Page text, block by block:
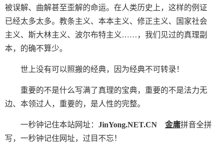
被误解、曲解甚至歪解的命运。在人类历史上，这样的例证
已经太多太多。教条主义、本本主义、修正主义、国家社会
主义、斯大林主义、波尔布特主义……，我们见过的真理副
本，的确不算少。
世上没有可以照搬的经典，因为经典不可转录！
重要的不是什么写满了真理的宝典，重要的不是法力无
边、本领过人，重要的，是人性的完整。
一秒钟记住本站网址： JinYong.NET.CN 金庸拼音全拼
写，一秒钟记住网址，过目不忘！